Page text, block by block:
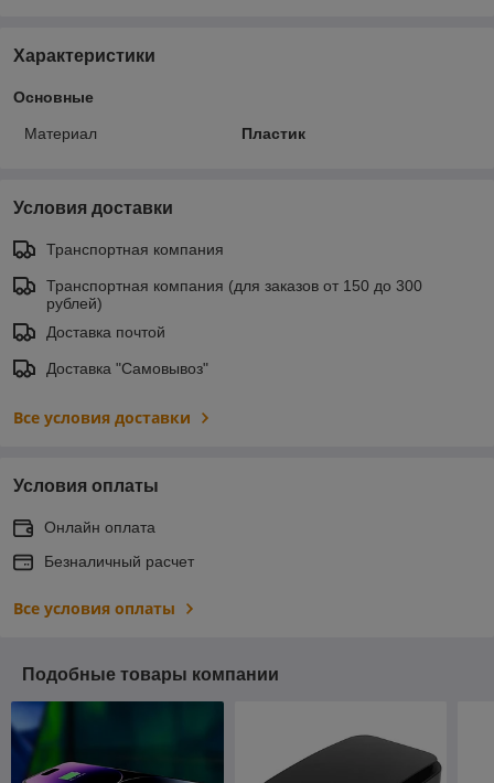
Характеристики
Основные
Материал Пластик
Условия доставки
Транспортная компания
Транспортная компания (для заказов от 150 до 300
рублей)
Доставка почтой
Доставка "Самовывоз"
Все условия доставки
Условия оплаты
Онлайн оплата
Безналичный расчет
Все условия оплаты
Подобные товары компании